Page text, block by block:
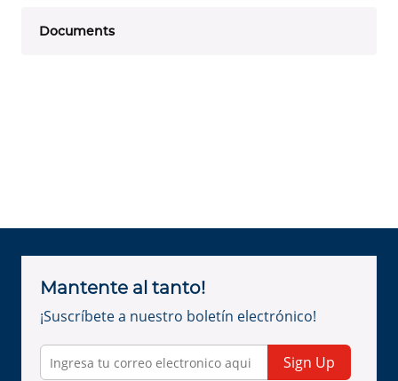
Documents
Mantente al tanto!
¡Suscríbete a nuestro boletín electrónico!
Sign Up